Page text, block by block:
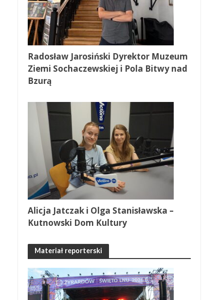
Radosław Jarosiński Dyrektor Muzeum
Ziemi Sochaczewskiej i Pola Bitwy nad
Bzurą
Alicja Jatczak i Olga Stanisławska –
Kutnowski Dom Kultury
Materiał reporterski